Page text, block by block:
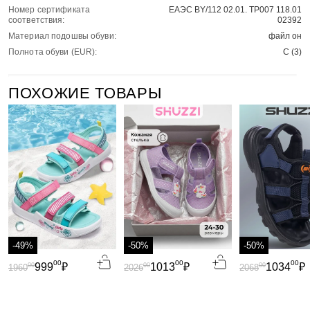
Номер сертификата
соответствия:
ЕАЭС BY/112 02.01. ТР007 118.01
02392
Материал подошвы обуви:
файл он
Полнота обуви (EUR):
С (3)
ПОХОЖИЕ ТОВАРЫ
-49%
99900₽
196000
-50%
101300₽
202600
-50%
103400₽
206800